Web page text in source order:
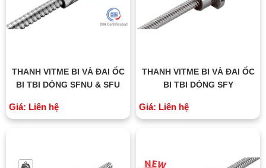
THANH VITME BI VÀ ĐAI ỐC
BI TBI DÒNG SFNU & SFU
Giá: Liên hệ
THANH VITME BI VÀ ĐAI ỐC
BI TBI DÒNG SFY
Giá: Liên hệ